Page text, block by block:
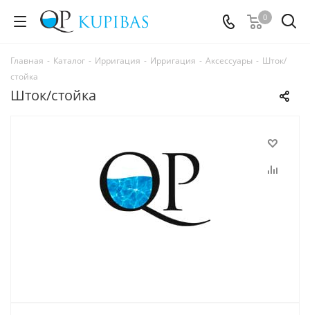
0
Главная - Каталог - Ирригация - Ирригация - Аксессуары - Шток/
стойка
Шток/стойка